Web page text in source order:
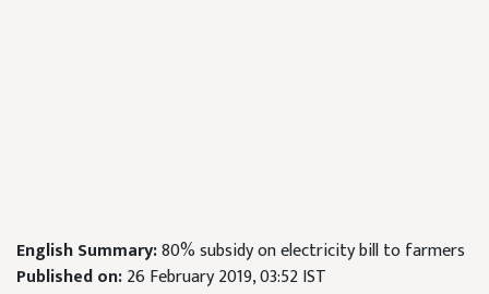
English Summary:80% subsidy on electricity bill to farmers
Published on:26 February 2019, 03:52 IST